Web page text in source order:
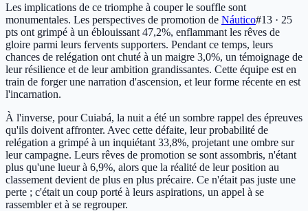
Les implications de ce triomphe à couper le souffle sont
monumentales. Les perspectives de promotion de Náutico#13 · 25
pts ont grimpé à un éblouissant 47,2%, enflammant les rêves de
gloire parmi leurs fervents supporters. Pendant ce temps, leurs
chances de relégation ont chuté à un maigre 3,0%, un témoignage de
leur résilience et de leur ambition grandissantes. Cette équipe est en
train de forger une narration d'ascension, et leur forme récente en est
l'incarnation.
À l'inverse, pour Cuiabá, la nuit a été un sombre rappel des épreuves
qu'ils doivent affronter. Avec cette défaite, leur probabilité de
relégation a grimpé à un inquiétant 33,8%, projetant une ombre sur
leur campagne. Leurs rêves de promotion se sont assombris, n'étant
plus qu'une lueur à 6,9%, alors que la réalité de leur position au
classement devient de plus en plus précaire. Ce n'était pas juste une
perte ; c'était un coup porté à leurs aspirations, un appel à se
rassembler et à se regrouper.